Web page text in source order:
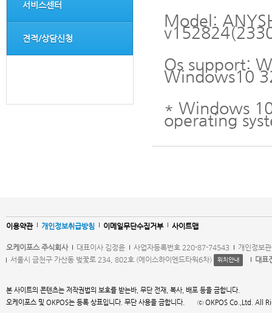
서비스센터
견적/상담신청
Model:
Os support:
Windows10
* Windows
operating
이용약관 개인정보취급방침 이메일무단수집거부 사이트맵
오케이포스 주식회사 대표이사 김정윤 사업자등록번호 220-87-74543
개인정보
서울시 금천구 가산동 벚꽃로 234, 802호 (에이스하이엔드타워6차)
위치안내 대표
본 사이트의 콘텐츠는 저작권법의 보호를 받는바, 무단 전재, 복사, 배포 등을 금합니다.
오케이포스 및 OKPOS는 등록 상표입니다. 무단 사용을 금합니다. ⓒ OKPOS Co.,Ltd. All